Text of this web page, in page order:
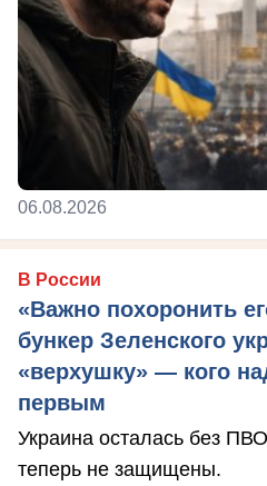
06.08.2026
В России
«Важно похоронить
бункер Зеленского
«верхушку» — кого
первым
Украина осталась без
теперь не защищены.